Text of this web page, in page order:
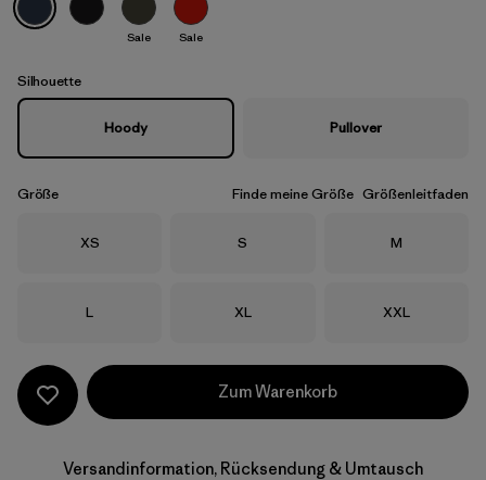
Smolder Blue
Sale Sale
Silhouette
Hoody Pullover
Größe Finde meine Größe Größenleitfaden
Größe
XS Größe
S Größe
M
Größe
L Größe
XL Größe
XXL
Zum Warenkorb
Versandinformation, Rücksendung & Umtausch